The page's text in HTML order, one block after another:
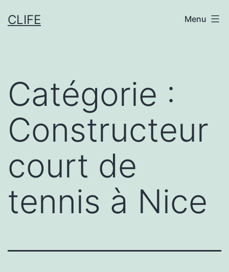
auCLIFE Menu
Catégorie :
Constructeur
court de
tennis à Nice